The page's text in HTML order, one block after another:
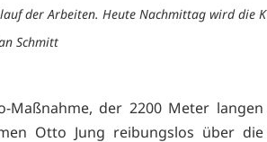
der Arbeiten. Heute Nachmittag wird die
Schmitt
Maßnahme, der 2200 Meter langen
Otto Jung reibungslos über die